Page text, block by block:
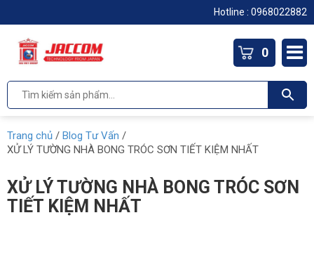
Hotline : 0968022882
0
Trang chủ / Blog Tư Vấn /
XỬ LÝ TƯỜNG NHÀ BONG TRÓC SƠN TIẾT KIỆM NHẤT
XỬ LÝ TƯỜNG NHÀ BONG TRÓC SƠN
TIẾT KIỆM NHẤT